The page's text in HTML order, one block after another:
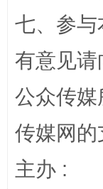
完善运行
七、参
有意见
公众传
传媒网
主办 :